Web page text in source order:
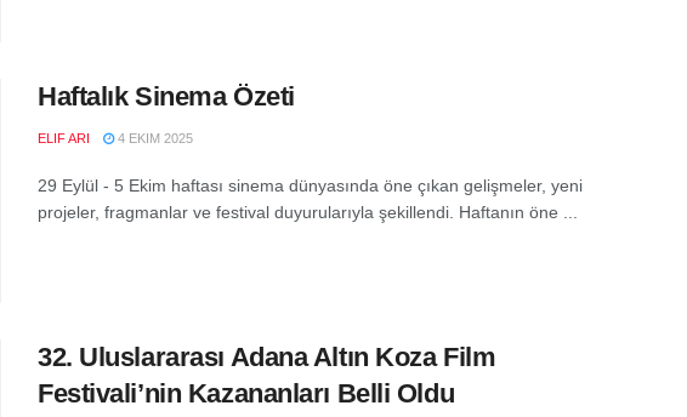
Haftalık Sinema Özeti
ELIF ARI 4 EKIM 2025
29 Eylül - 5 Ekim haftası sinema dünyasında öne çıkan gelişmeler, yeni
projeler, fragmanlar ve festival duyurularıyla şekillendi. Haftanın öne ...
32. Uluslararası Adana Altın Koza Film
Festivali’nin Kazananları Belli Oldu